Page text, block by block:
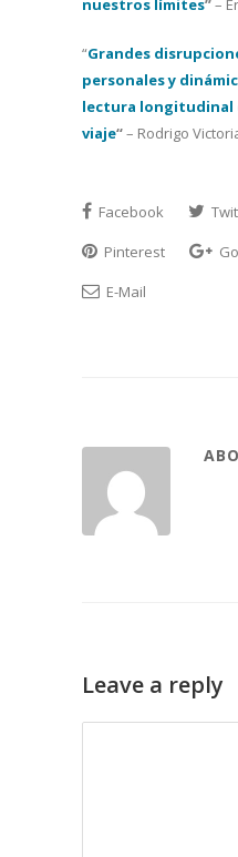
nuestros límites”–
“Grandes
personales y
lectura longitudinal
viaje“– Rodrigo
Facebook
Pinterest
E-Mail
Leave a reply